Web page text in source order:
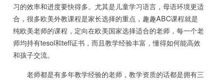
习的效率和进度要快得多。尤其是儿童学习语言，母语环境更适
合，很多欧美外教课程是家长选择的重点，趣趣ABC课程就是
纯欧美老师的课程，定向在欧美国家选择适合的老师，每一个老
师均持有tesol和tefl证书，而且教学经验丰富，懂得如何能高效
和孩子交流。
老师都是有多年教学经验的老师，教学资质的话都是拥有三